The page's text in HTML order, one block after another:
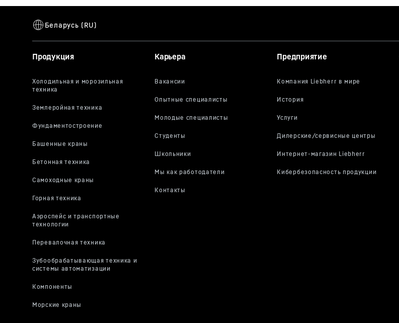
Продукция Карьера Предприятие